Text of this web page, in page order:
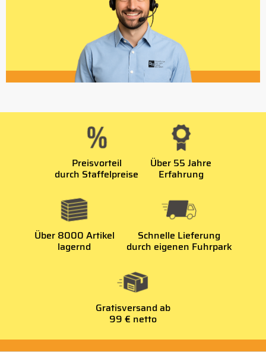
Preisvorteil
durch Staffelpreise
Über 55 Jahre
Erfahrung
Über 8000 Artikel
lagernd
Schnelle Lieferung
durch eigenen Fuhrpark
Gratisversand ab
99 € netto